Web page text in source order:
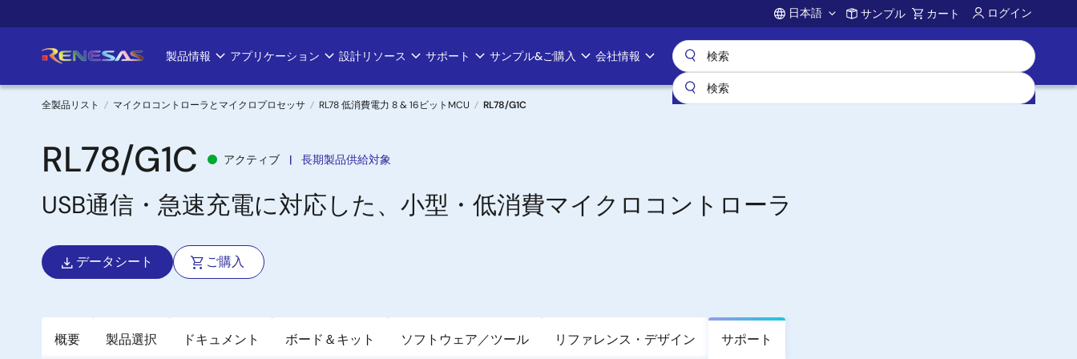
イ
ン
Account
日本語 サンプル カート ログイン
Main
navigation
製品情報 アプリケーション 設計リソース サポート サンプル&ご購入 会社情報
パ
ン
く
ず
全製品リスト マイクロコントローラとマイクロプロセッサ RL78 低消費電力 8 & 16ビットMCU RL78/G1C
RL78/G1C アクティブ 長期製品供給対象
USB通信・急速充電に対応した、小型・低消費マイクロコントローラ
データシート ご購入
概要 製品選択 ドキュメント ボード＆キット ソフトウェア／ツール リファレンス・デザイン サポート